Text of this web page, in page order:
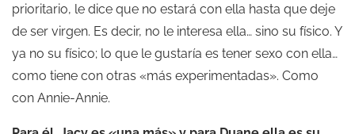
prioritario, le dice que no estará con ella hasta que deje
de ser virgen. Es decir, no le interesa ella… sino su físico. Y
ya no su físico; lo que le gustaría es tener sexo con ella…
como tiene con otras «más experimentadas». Como
con Annie-Annie.